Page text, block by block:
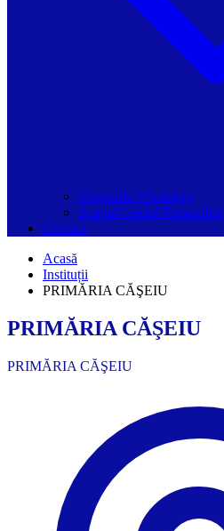
Grupurile Whatsapp
Spațiul Ghidul Primăriilor
Contact
Acasă
Instituții
PRIMĂRIA CĂŞEIU
PRIMĂRIA CĂŞEIU
PRIMĂRIA CĂŞEIU